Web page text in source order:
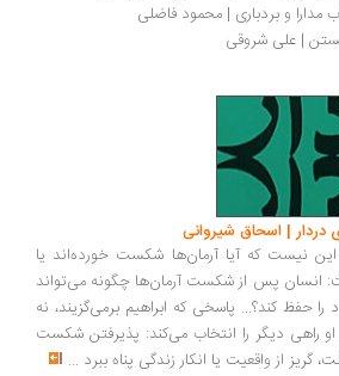
و بردباری | محمود فاضلی
شروقی
| اسحاق شیروانی
که آیا آرمان‌ها شکست خورده‌اند یا
پس از شکست آرمان‌ها چگونه می‌تواند
پاسخی که ابراهیم برمی‌گزیند، نه
دیگر را انتخاب می‌کند: پذیرفتن شکست
واقعیت یا انکار زندگی پناه ببرد...